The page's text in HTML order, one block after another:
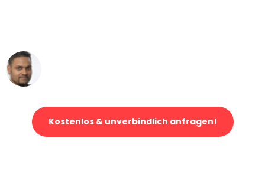
Kostenlos & unverbindlich anfragen!